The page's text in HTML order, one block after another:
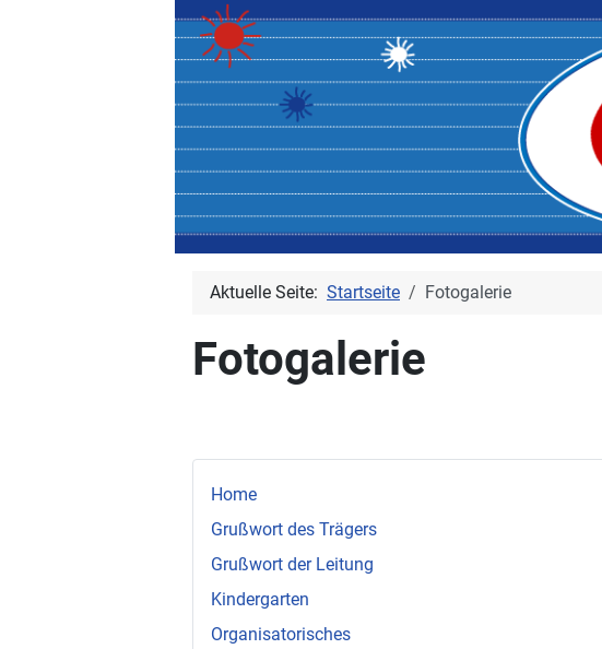
Home
Grußwort des Trägers
Grußwort der Leitung
Kindergarten
Organisatorisches
Aktuelle Seite: Startseite Fotogalerie
Fotogalerie